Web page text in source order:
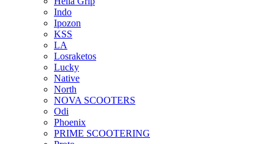
Indo
Ipozon
KSS
LA
Losraketos
Lucky
Native
North
NOVA SCOOTERS
Odi
Phoenix
PRIME SCOOTERING